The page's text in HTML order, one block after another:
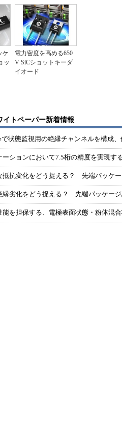
ケ
ッ
電力密度を高める650
V SiCショットキーダ
イオード
イトペーパー新着情報
で状態監視用の絶縁チャンネルを構成
ーションにおいて7.5桁の精度を実現す
抵抗変化をどう捉える？ 先端パッケ
縁劣化をどう捉える？ 先端パッケー
能を担保する、電極表面状態・粉体混